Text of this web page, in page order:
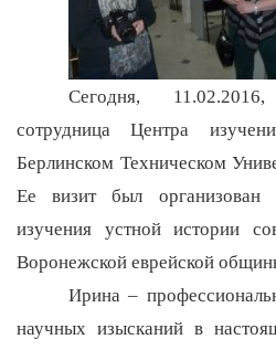
Сегодня,
сотрудница Центра
Берлинском Техническом
Ее визит был организован
изучения устной истории
Воронежской еврейской
Ирина –
научных изысканий в